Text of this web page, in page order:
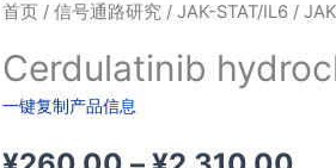
首页/ 信号通路研究/ JAK-STAT/IL6/ JAK
Cerdulatinib
一键复制产品信息